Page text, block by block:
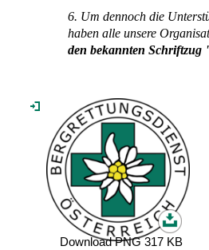
6. Um dennoch die
haben alle unsere
den bekannten
Download PNG 317 KB